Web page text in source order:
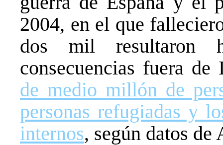
2004, en el que
dos mil resultaron
consecuencias fuera
de medio millón de
personas refugiadas y
internos, según datos